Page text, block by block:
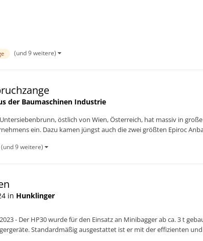
(und 9 weitere)
der Baumaschinen Industrie
östlich von Wien, Österreich, hat massiv in
ein. Dazu kamen jüngst auch die zwei größten Epiroc
(und 9 weitere)
in Hunklinger
- Der HP30 wurde für den Einsatz an Minibagger ab ca. 3 t
Standardmäßig ausgestattet ist er mit der effizienten